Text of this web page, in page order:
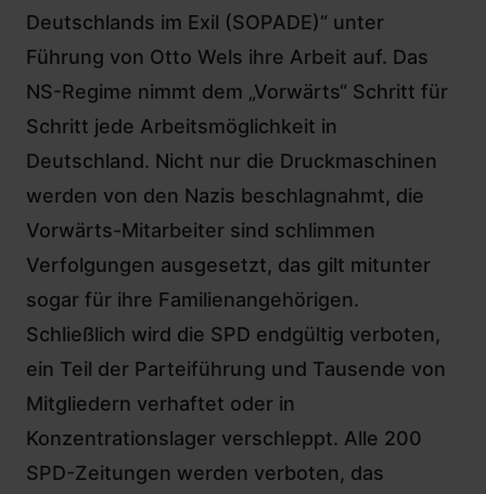
Deutschlands im Exil (SOPADE)“ unter
Führung von Otto Wels ihre Arbeit auf. Das
NS-Regime nimmt dem „Vorwärts“ Schritt für
Schritt jede Arbeitsmöglichkeit in
Deutschland. Nicht nur die Druckmaschinen
werden von den Nazis beschlagnahmt, die
Vorwärts-Mitarbeiter sind schlimmen
Verfolgungen ausgesetzt, das gilt mitunter
sogar für ihre Familienangehörigen.
Schließlich wird die SPD endgültig verboten,
ein Teil der Parteiführung und Tausende von
Mitgliedern verhaftet oder in
Konzentrationslager verschleppt. Alle 200
SPD-Zeitungen werden verboten, das